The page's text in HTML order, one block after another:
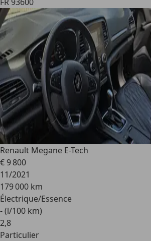
Renault Megane E-Tech
€ 9 800
11/2021
179 000 km
Électrique/Essence
- (l/100 km)
2,8
Particulier